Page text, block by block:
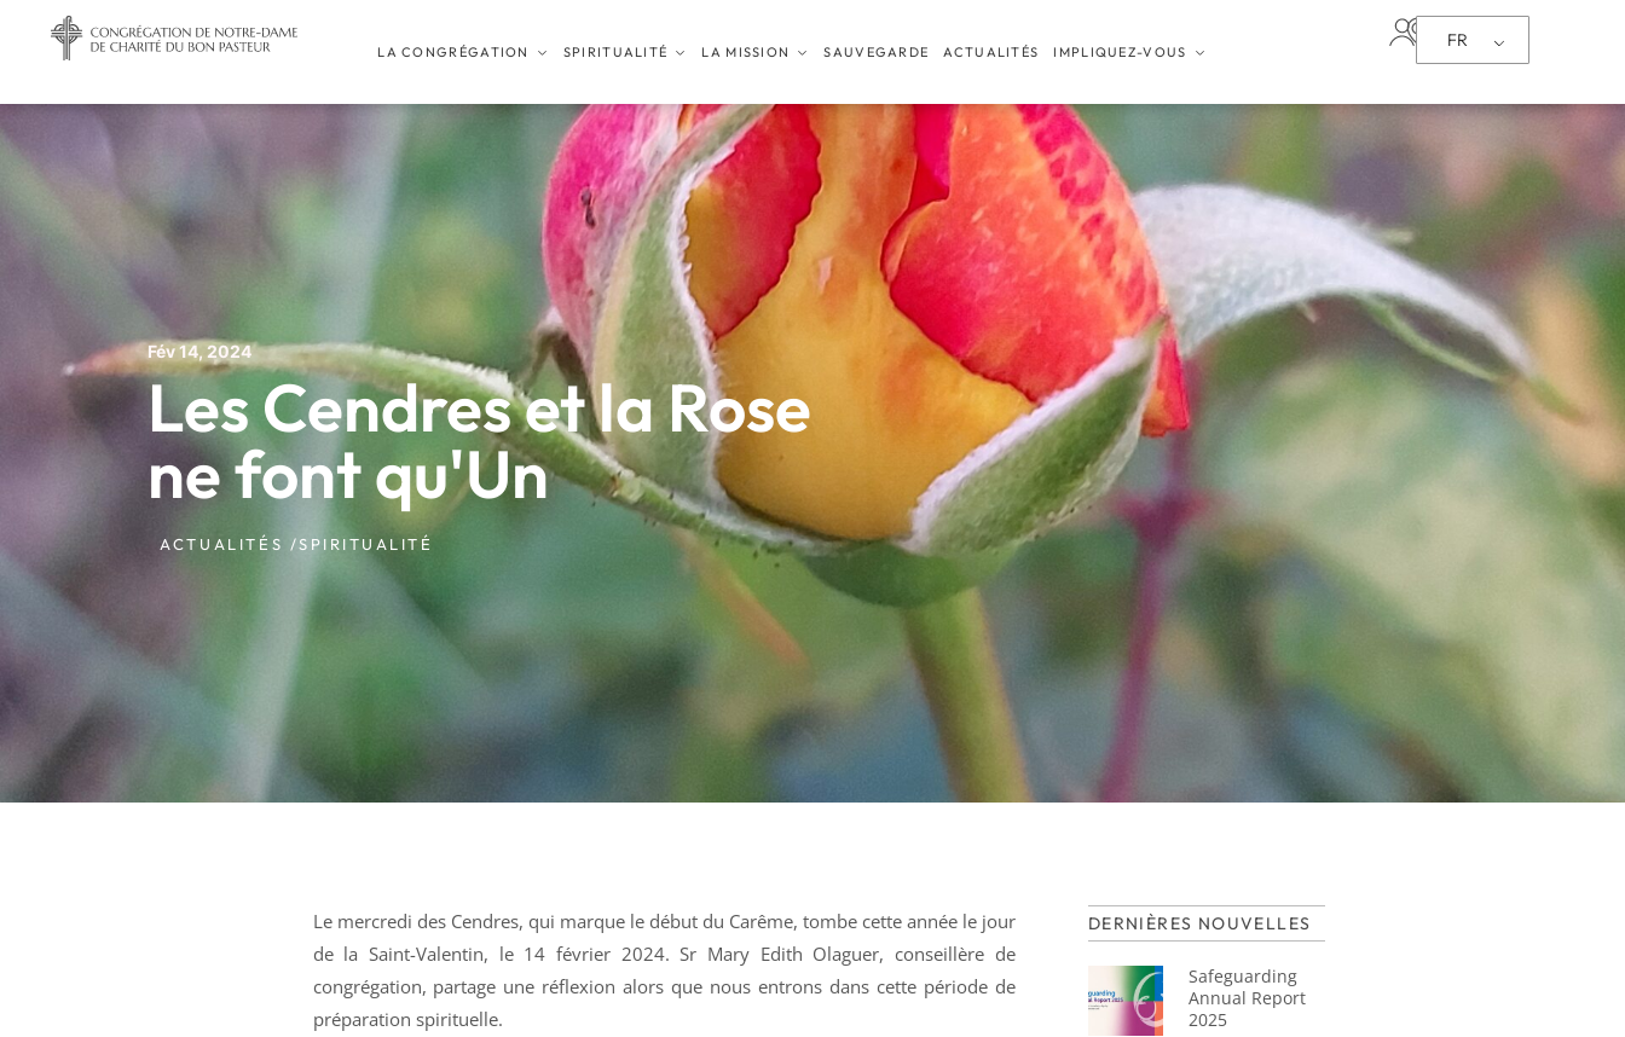
LA CONGRÉGATION SPIRITUALITÉ LA MISSION SAUVEGARDE ACTUALITÉS IMPLIQUEZ-VOUS
FR
Fév 14, 2024
Les Cendres et la Rose
ne font qu'Un
ACTUALITÉS /SPIRITUALITÉ
Le mercredi des Cendres, qui marque le début du Carême, tombe cette année le jour
de la Saint-Valentin, le 14 février 2024. Sr Mary Edith Olaguer, conseillère de
congrégation, partage une réflexion alors que nous entrons dans cette période de
préparation spirituelle.
DERNIÈRES NOUVELLES
Safeguarding
Annual Report
2025